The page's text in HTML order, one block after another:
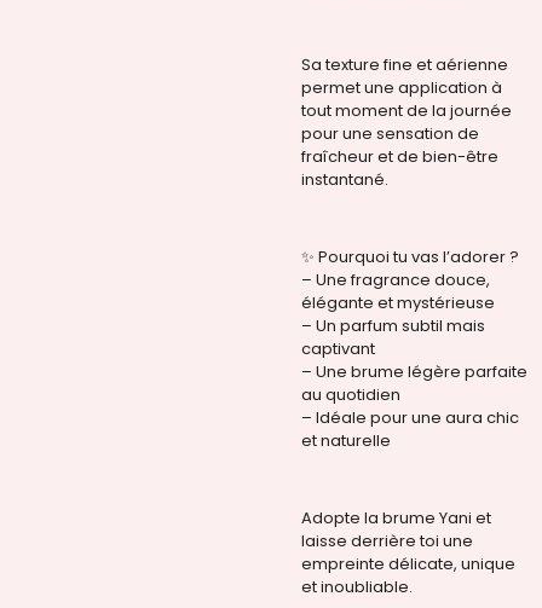
Sa texture fine et aérienne
permet une application à
tout moment de la journée
pour une sensation de
fraîcheur et de bien-être
instantané.
✨ Pourquoi tu vas l’adorer ?
– Une fragrance douce,
élégante et mystérieuse
– Un parfum subtil mais
captivant
– Une brume légère parfaite
au quotidien
– Idéale pour une aura chic
et naturelle
Adopte la brume Yani et
laisse derrière toi une
empreinte délicate, unique
et inoubliable.